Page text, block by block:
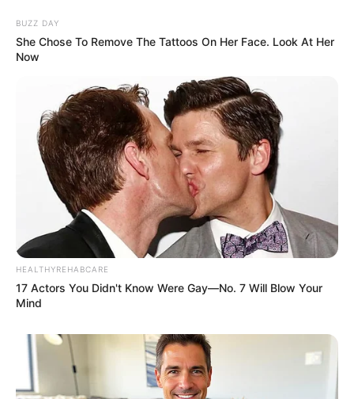
BUZZ DAY
She Chose To Remove The Tattoos On Her Face. Look At Her
Now
HEALTHYREHABCARE
17 Actors You Didn't Know Were Gay—No. 7 Will Blow Your
Mind